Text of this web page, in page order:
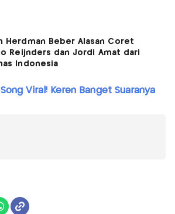
Herdman Beber Alasan Coret
Reijnders dan Jordi Amat dari
Indonesia
Viral! Keren Banget Suaranya